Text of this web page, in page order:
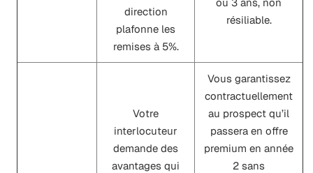
direction
plafonne les
remises à 5%.
résiliable.
Votre
interlocuteur
demande des
avantages qui
Vous garantissez
contractuellement
au prospect qu’il
passera en offre
premium en année
2 sans